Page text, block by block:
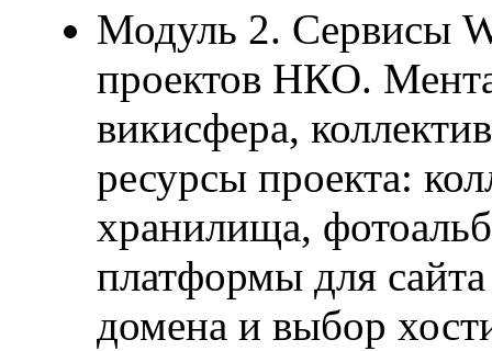
Модуль 2. Сервисы
проектов НКО.
викисфера,
ресурсы проекта:
хранилища,
платформы для
домена и выбор